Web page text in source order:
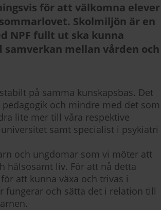
för att välkomna elever
Skolmiljön är en
NPF fullt ut ska kunna
mellan vården och
på samma kunskapsbas. Det
och mindre med det som
lite mer till våra respektive
samt specialist i psykiatri
och ungdomar som vi möter att
hälsosamt liv. För att nå detta
att kunna växa och trivas i
fungerar och sätta det i relation till